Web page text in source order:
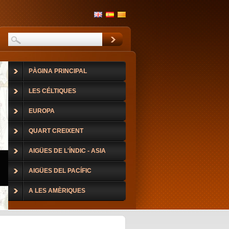
PÀGINA PRINCIPAL
LES CÉLTIQUES
EUROPA
QUART CREIXENT
AIGÜES DE L'ÍNDIC - ASIA
AIGÜES DEL PACÍFIC
A LES AMÈRIQUES